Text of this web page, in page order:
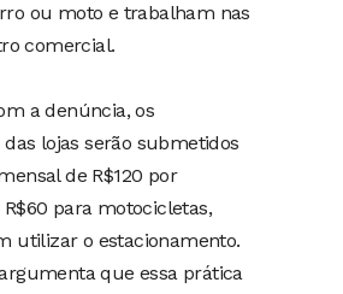
ou moto e trabalham nas
comercial.
a denúncia, os
lojas serão submetidos
de R$120 por
para motocicletas,
utilizar o estacionamento.
que essa prática